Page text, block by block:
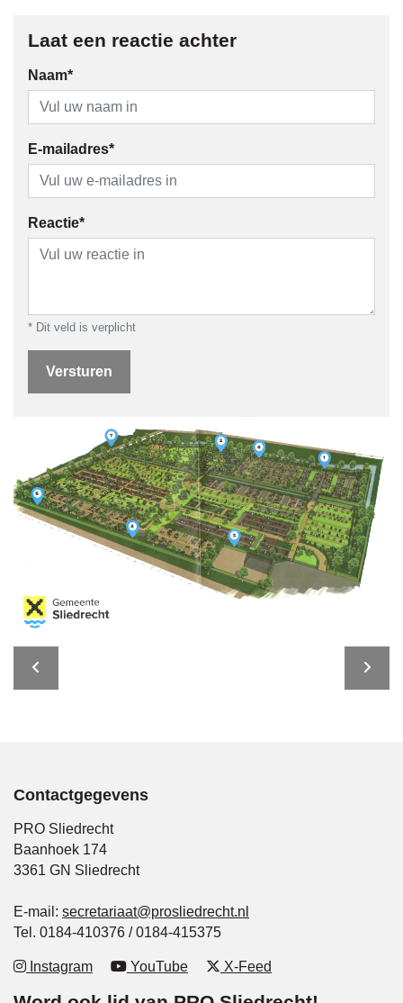
Laat een reactie achter
Naam*
E-mailadres*
Reactie*
* Dit veld is verplicht
Versturen
Contactgegevens
PRO Sliedrecht
Baanhoek 174
3361 GN Sliedrecht
E-mail: secretariaat@prosliedrecht.nl
Tel. 0184-410376 / 0184-415375
Instagram YouTube X-Feed